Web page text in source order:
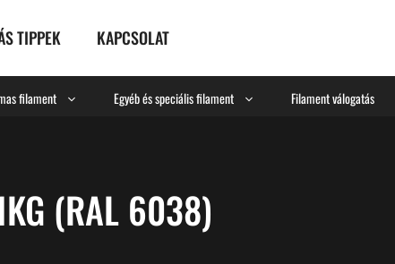
TIPPEK KAPCSOLAT
filament Egyéb és speciális filament Filament válogatás
(RAL 6038)